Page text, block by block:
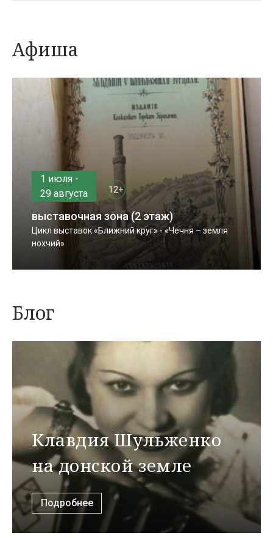
Афиша
1 июля -
29 августа
12+
выставочная зона (2 этаж)
Цикл выставок «Ближний круг» - «Чечня – земля
нохчий»
Блог
Клавдия Шульженко
на донской земле
Подробнее